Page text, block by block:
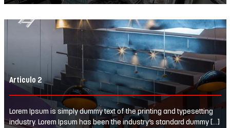
Articulo 2
Lorem Ipsum is simply dummy text of the printing and typesetting
industry. Lorem Ipsum has been the industry’s standard dummy […]